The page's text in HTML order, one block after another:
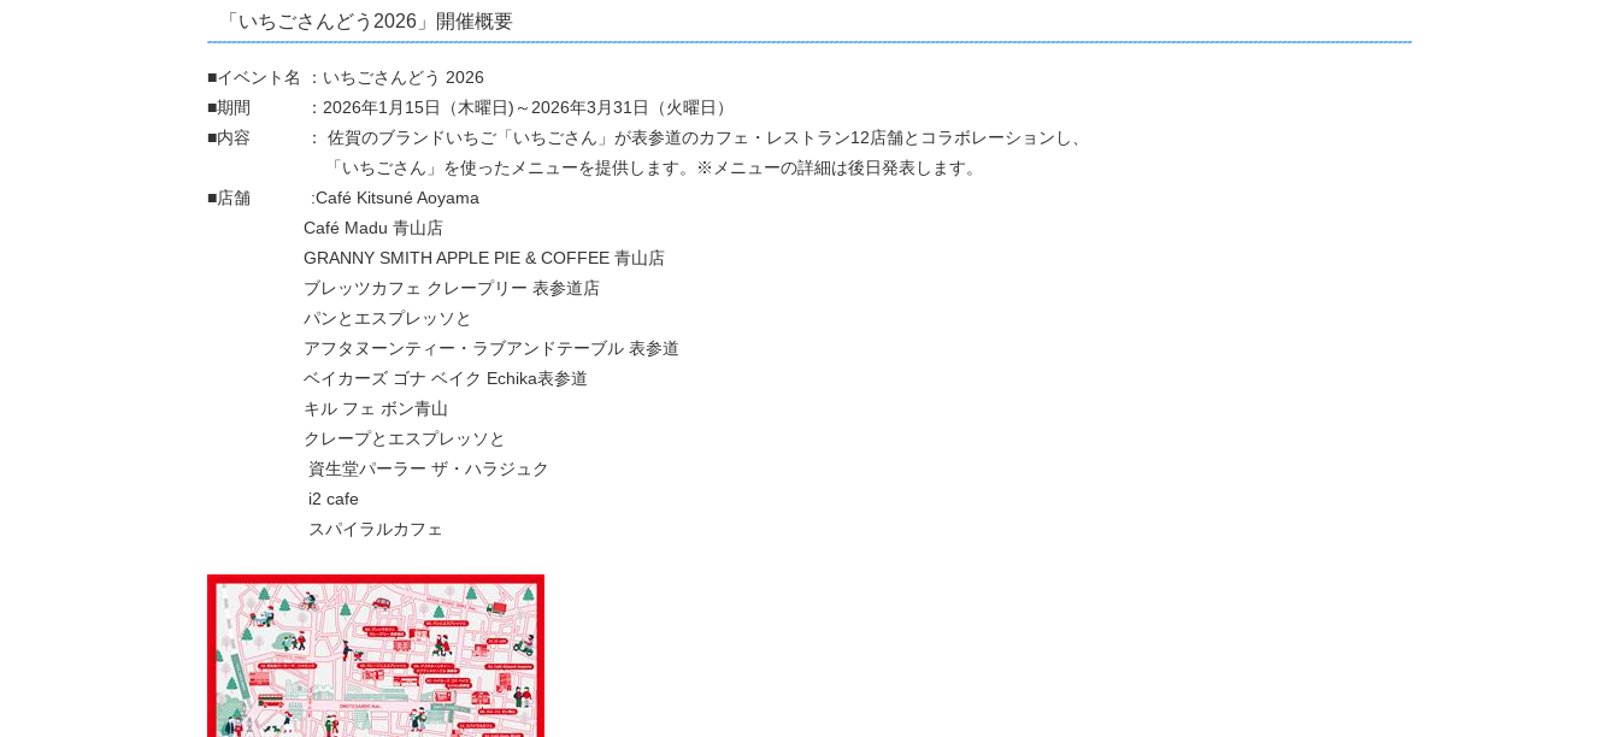
「いちごさんどう2026」開催概要
■イベント名 ：いちごさんどう 2026
■期間 ：2026年1月15日（木曜日)～2026年3月31日（火曜日）
■内容 ： 佐賀のブランドいちご「いちごさん」が表参道のカフェ・レストラン12店舗とコラボレーションし、
「いちごさん」を使ったメニューを提供します。※メニューの詳細は後日発表します。
■店舗 :Café Kitsuné Aoyama
Café Madu 青山店
GRANNY SMITH APPLE PIE & COFFEE 青山店
ブレッツカフェ クレープリー 表参道店
パンとエスプレッソと
アフタヌーンティー・ラブアンドテーブル 表参道
ベイカーズ ゴナ ベイク Echika表参道
キル フェ ボン青山
クレープとエスプレッソと
資生堂パーラー ザ・ハラジュク
i2 cafe
スパイラルカフェ